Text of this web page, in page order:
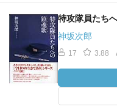
特攻隊員たち
神坂次郎
17 3.88